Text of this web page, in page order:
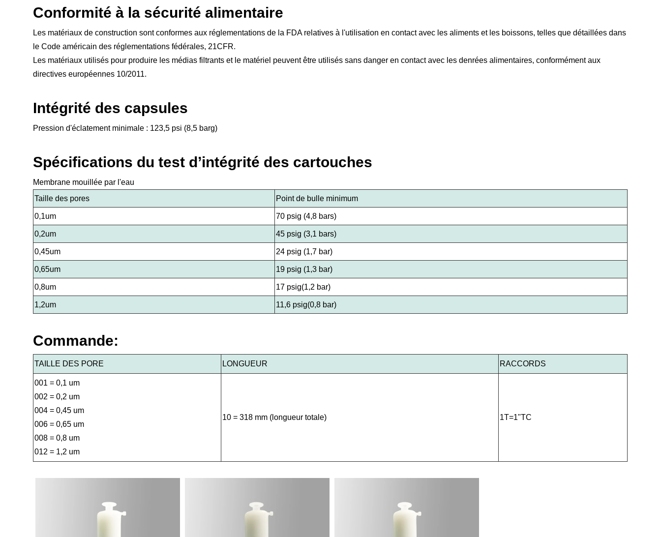
Conformité à la sécurité alimentaire
Les matériaux de construction sont conformes aux réglementations de la FDA relatives à l'utilisation en contact avec les aliments et les boissons, telles que détaillées dans
le Code américain des réglementations fédérales, 21CFR.
Les matériaux utilisés pour produire les médias filtrants et le matériel peuvent être utilisés sans danger en contact avec les denrées alimentaires, conformément aux
directives européennes 10/2011.
Intégrité des capsules
Pression d'éclatement minimale : 123,5 psi (8,5 barg)
Spécifications du test d’intégrité des cartouches
Membrane mouillée par l'eau
Taille des pores
Point de bulle minimum
0,1um 70 psig (4,8 bars)
0,2um 45 psig (3,1 bars)
0,45um 24 psig (1,7 bar)
0,65um 19 psig (1,3 bar)
0,8um 17 psig(1,2 bar)
1,2um 11,6 psig(0,8 bar)
Commande:
TAILLE DES PORE LONGUEUR RACCORDS
001 = 0,1 um
002 = 0,2 um
004 = 0,45 um
006 = 0,65 um
008 = 0,8 um
012 = 1,2 um
10 = 318 mm (longueur totale) 1T=1"TC